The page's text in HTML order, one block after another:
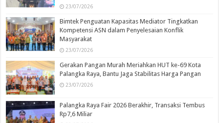
23/07/2026
Bimtek Penguatan Kapasitas Mediator Tingkatkan
Kompetensi ASN dalam Penyelesaian Konflik
Masyarakat
23/07/2026
Gerakan Pangan Murah Meriahkan HUT ke-69 Kota
Palangka Raya, Bantu Jaga Stabilitas Harga Pangan
23/07/2026
Palangka Raya Fair 2026 Berakhir, Transaksi Tembus
Rp7,6 Miliar